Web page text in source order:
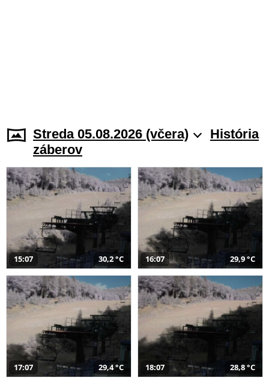
Streda 05.08.2026 (včera)
História
záberov
15:07 30,2 °C 16:07 29,9 °C
17:07 29,4 °C 18:07 28,8 °C